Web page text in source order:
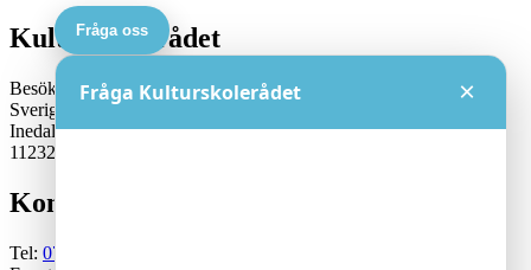
Kulturskolerådet
Besöksadress:
Sveriges Kulturskoleråd
Inedalsgatan 15
11232 Stockholm
Kontakt
Tel: 070-671 79 46
Fråga oss
Fråga Kulturskolerådet ×